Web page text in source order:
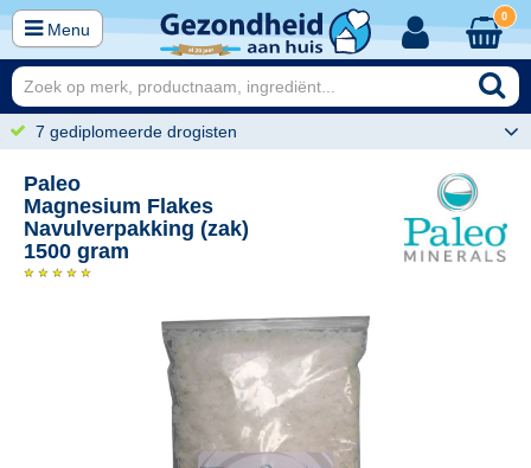
Menu
0
7 gediplomeerde drogisten
Paleo
Magnesium Flakes
Navulverpakking (zak)
1500 gram